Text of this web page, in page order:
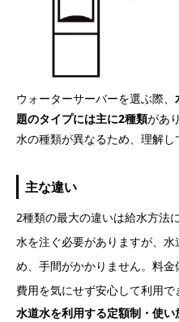
ウォーターサーバーを選ぶ際、
題のタイプには主に2種類があ
水の種類が異なるため、理解し
主な違い
2種類の最大の違いは給水方法
水を注ぐ必要がありますが、
め、手間がかかりません。料
費用を気にせず安心して利用で
水道水を利用する定額制・使